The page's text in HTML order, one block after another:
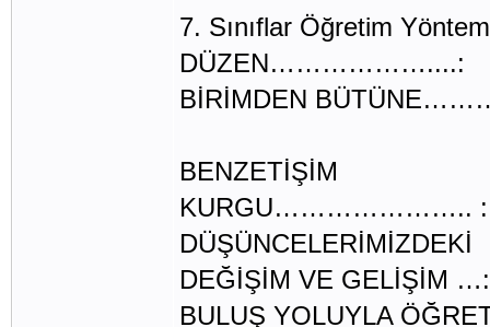
7. Sınıflar Öğretim
DÜZEN………………....:
BİRİMDEN
BENZETİŞİM
KURGU………………….. :
DÜŞÜNCELERİMİZDEKİ
DEĞİŞİM VE GELİŞİM
BULUŞ YOLUYLA